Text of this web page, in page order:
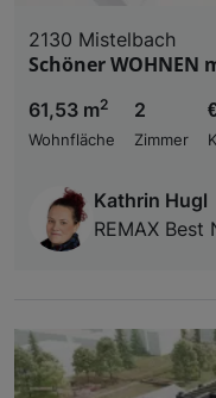
2130 Mistelbach
Schöner WOHNEN
61,53 m2
Wohnfläche
2
Zimmer
Kathrin Hugl
REMAX Best